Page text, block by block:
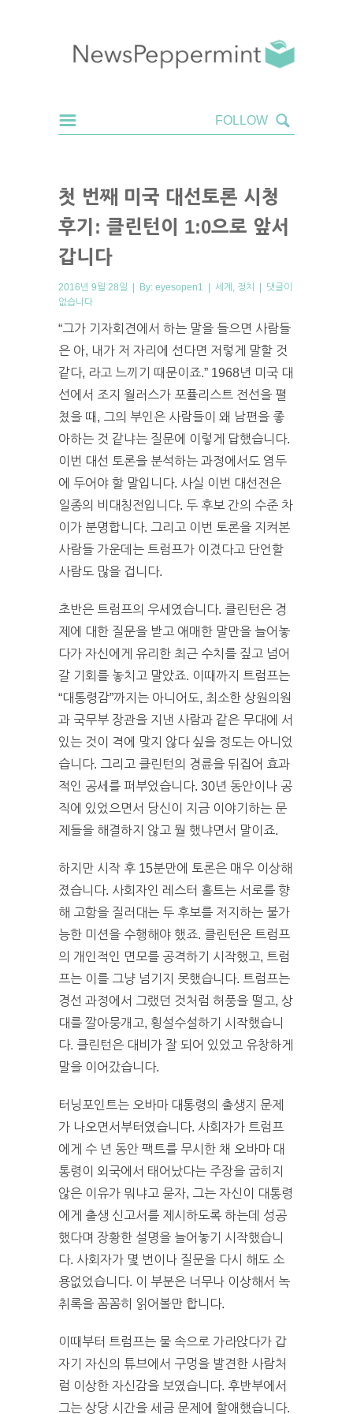
첫 번째 미국 대선토론 시청
후기: 클린턴이 1:0으로 앞서
갑니다
2016년 9월 28일 | By: eyesopen1 | 세계 정치 | 댓글이
없습니다
“그가 기자회견에서 하는 말을 들으면 사람들
은 아, 내가 저 자리에 선다면 저렇게 말할 것
같다, 라고 느끼기 때문이죠.” 1968년 미국 대
선에서 조지 월러스가 포퓰리스트 전선을 펼
쳤을 때, 그의 부인은 사람들이 왜 남편을 좋
아하는 것 같냐는 질문에 이렇게 답했습니다.
이번 대선 토론을 분석하는 과정에서도 염두
에 두어야 할 말입니다. 사실 이번 대선전은
일종의 비대칭전입니다. 두 후보 간의 수준 차
이가 분명합니다. 그리고 이번 토론을 지켜본
사람들 가운데는 트럼프가 이겼다고 단언할
사람도 많을 겁니다.
초반은 트럼프의 우세였습니다. 클린턴은 경
제에 대한 질문을 받고 애매한 말만을 늘어놓
다가 자신에게 유리한 최근 수치를 짚고 넘어
갈 기회를 놓치고 말았죠. 이때까지 트럼프는
“대통령감”까지는 아니어도, 최소한 상원의원
과 국무부 장관을 지낸 사람과 같은 무대에 서
있는 것이 격에 맞지 않다 싶을 정도는 아니었
습니다. 그리고 클린턴의 경륜을 뒤집어 효과
적인 공세를 퍼부었습니다. 30년 동안이나 공
직에 있었으면서 당신이 지금 이야기하는 문
제들을 해결하지 않고 뭘 했냐면서 말이죠.
하지만 시작 후 15분만에 토론은 매우 이상해
졌습니다. 사회자인 레스터 홀트는 서로를 향
해 고함을 질러대는 두 후보를 저지하는 불가
능한 미션을 수행해야 했죠. 클린턴은 트럼프
의 개인적인 면모를 공격하기 시작했고, 트럼
프는 이를 그냥 넘기지 못했습니다. 트럼프는
경선 과정에서 그랬던 것처럼 허풍을 떨고, 상
대를 깔아뭉개고, 횡설수설하기 시작했습니
다. 클린턴은 대비가 잘 되어 있었고 유창하게
말을 이어갔습니다.
터닝포인트는 오바마 대통령의 출생지 문제
가 나오면서부터였습니다. 사회자가 트럼프
에게 수 년 동안 팩트를 무시한 채 오바마 대
통령이 외국에서 태어났다는 주장을 굽히지
않은 이유가 뭐냐고 묻자, 그는 자신이 대통령
에게 출생 신고서를 제시하도록 하는데 성공
했다며 장황한 설명을 늘어놓기 시작했습니
다. 사회자가 몇 번이나 질문을 다시 해도 소
용없었습니다. 이 부분은 너무나 이상해서 녹
취록을 꼼꼼히 읽어볼만 합니다.
이때부터 트럼프는 물 속으로 가라앉다가 갑
자기 자신의 튜브에서 구멍을 발견한 사람처
럼 이상한 자신감을 보였습니다. 후반부에서
그는 상당 시간을 세금 문제에 할애했습니다.